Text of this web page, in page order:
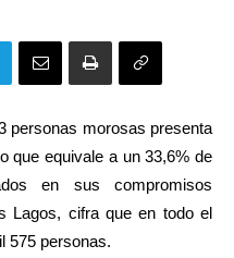
personas morosas presenta
que equivale a un 33,6% de
en sus compromisos
Lagos, cifra que en todo el
575 personas.